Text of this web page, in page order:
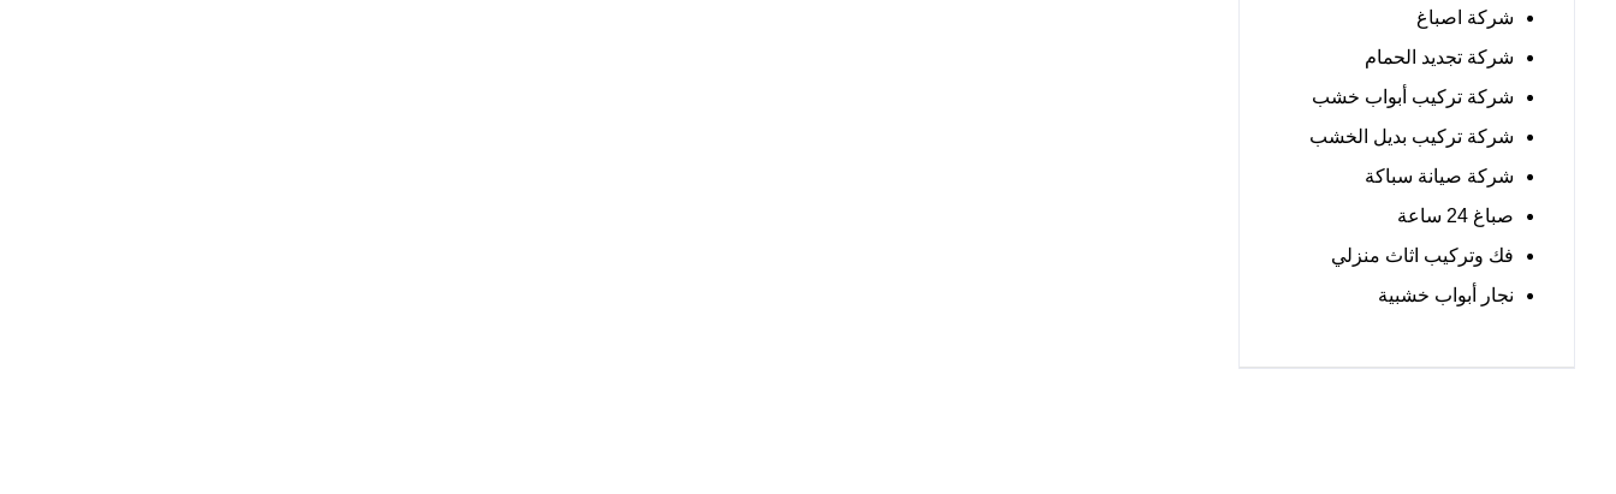
شركة اصباغ
شركة تجديد الحمام
شركة تركيب أبواب خشب
شركة تركيب بديل الخشب
شركة صيانة سباكة
صباغ 24 ساعة
فك وتركيب اثاث منزلي
نجار أبواب خشبية